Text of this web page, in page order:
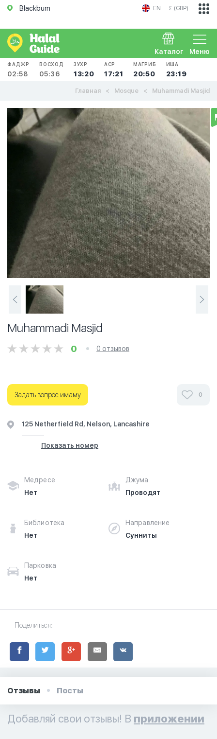
Blackburn EN £ (GBP)
Меню
Каталог
ФАДЖР
02:58
ВОСХОД
05:36
ЗУХР
13:20
АСР
17:21
МАГРИБ
20:50
ИША
23:19
Главная Mosque Muhammadi Masjid
Muhammadi Masjid
0 0 отзывов
Задать вопрос имаму 0
125 Netherfield Rd, Nelson, Lancashire
Показать номер
Медресе
Нет
Джума
Проводят
Библиотека
Нет
Направление
Сунниты
Парковка
Нет
Поделиться:
Отзывы Посты
Добавляй свои отзывы! В приложении